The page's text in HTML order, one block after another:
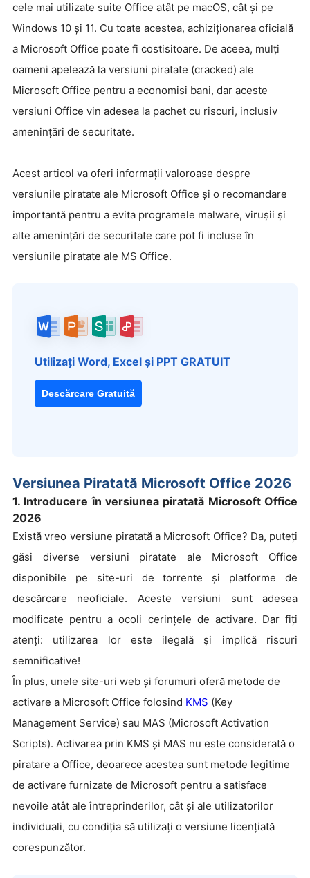
cele mai utilizate suite Office atât pe macOS, cât și pe
Windows 10 și 11. Cu toate acestea, achiziționarea oficială
a Microsoft Office poate fi costisitoare. De aceea, mulți
oameni apelează la versiuni piratate (cracked) ale
Microsoft Office pentru a economisi bani, dar aceste
versiuni Office vin adesea la pachet cu riscuri, inclusiv
amenințări de securitate.
Acest articol va oferi informații valoroase despre
versiunile piratate ale Microsoft Office și o recomandare
importantă pentru a evita programele malware, virușii și
alte amenințări de securitate care pot fi incluse în
versiunile piratate ale MS Office.
Utilizați Word, Excel și PPT GRATUIT
Descărcare Gratuită
Versiunea Piratată Microsoft Office 2026
1. Introducere în versiunea piratată Microsoft Office
2026
Există vreo versiune piratată a Microsoft Office? Da, puteți
găsi diverse versiuni piratate ale Microsoft Office
disponibile pe site-uri de torrente și platforme de
descărcare neoficiale. Aceste versiuni sunt adesea
modificate pentru a ocoli cerințele de activare. Dar fiți
atenți: utilizarea lor este ilegală și implică riscuri
semnificative!
În plus, unele site-uri web și forumuri oferă metode de
activare a Microsoft Office folosind KMS (Key
Management Service) sau MAS (Microsoft Activation
Scripts). Activarea prin KMS și MAS nu este considerată o
piratare a Office, deoarece acestea sunt metode legitime
de activare furnizate de Microsoft pentru a satisface
nevoile atât ale întreprinderilor, cât și ale utilizatorilor
individuali, cu condiția să utilizați o versiune licențiată
corespunzător.